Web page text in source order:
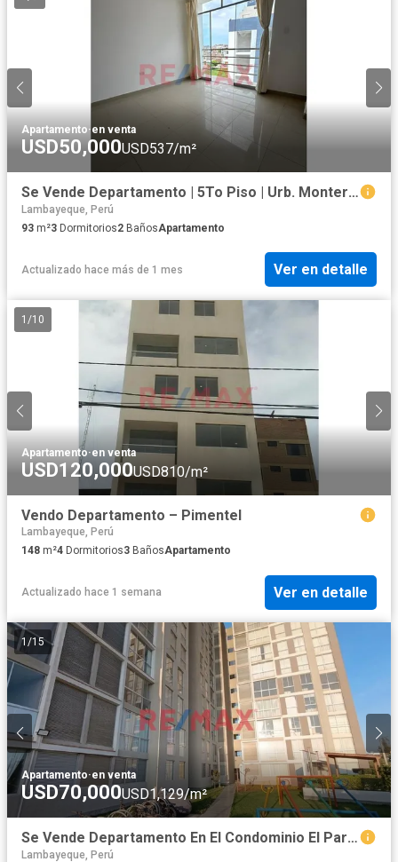
Apartamento·en venta
USD50,000USD537/m²
Se Vende Departamento | 5To Piso | Urb. Monterrico Ii
Lambayeque, Perú
93 m²3 Dormitorios2 BañosApartamento
Actualizado hace más de 1 mes Ver en detalle
1 /10
Apartamento·en venta
USD120,000USD810/m²
Vendo Departamento – Pimentel
Lambayeque, Perú
148 m²4 Dormitorios3 BañosApartamento
Actualizado hace 1 semana Ver en detalle
1 /15
Apartamento·en venta
USD70,000USD1,129/m²
Se Vende Departamento En El Condominio El Parque Pimentel- Chiclayo
Lambayeque, Perú